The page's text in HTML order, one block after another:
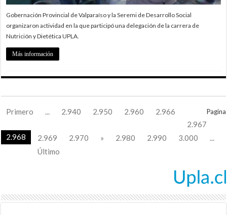
Gobernación Provincial de Valparaíso y la Seremi de Desarrollo Social
organizaron actividad en la que participó una delegación de la carrera de
Nutrición y Dietética UPLA.
Más información
Pagina
Primero ... 2.940 2.950 2.960
2.966
2.967
2.968
2.969 2.970 » 2.980 2.990 3.000
...
Último